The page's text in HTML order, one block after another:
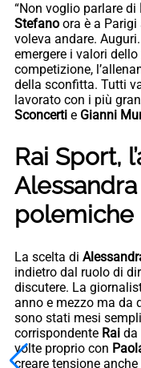
“Non voglio parlare di
Stefano ora è a
voleva andare.
emergere i valori
competizione,
della sconfitta. Tutti
lavorato con i più
Sconcerti e Gianni
Rai Sport,
polemiche
La scelta di
indietro dal ruolo di
discutere. La
anno e mezzo ma da
sono stati mesi
corrispondente Rai da
volte proprio con
creare tensione